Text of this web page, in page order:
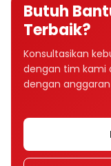
Butuh
Terbaik?
Konsultasikan
dengan tim kami
dengan anggaran